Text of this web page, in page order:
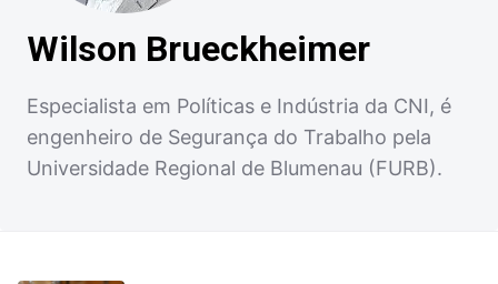
Wilson Brueckheimer
Especialista em Políticas e Indústria da CNI, é
engenheiro de Segurança do Trabalho pela
Universidade Regional de Blumenau (FURB).